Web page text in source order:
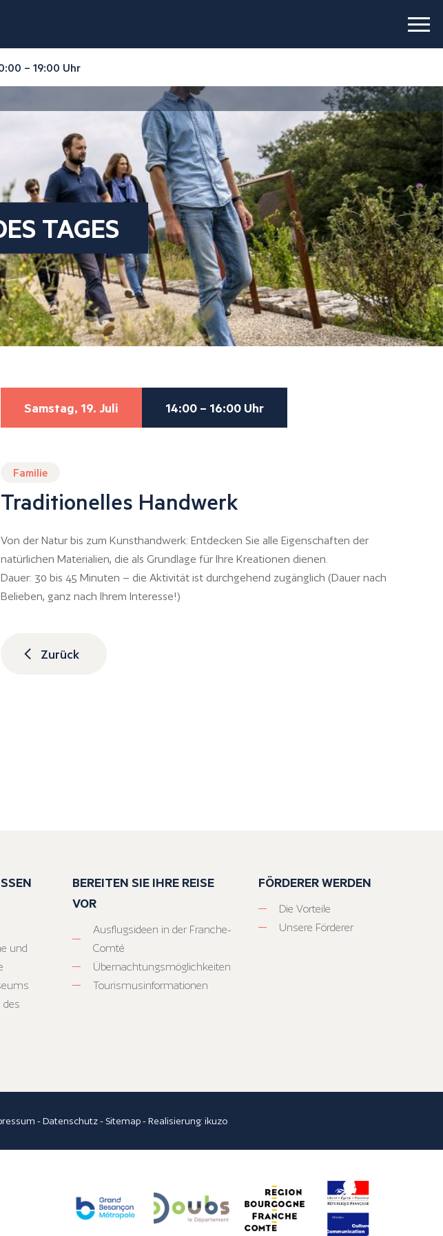
– 19:00 Uhr
TAGES
Samstag, 19. Juli 14:00 – 16:00 Uhr
Familie
Traditionelles Handwerk
Von der Natur bis zum Kunsthandwerk: Entdecken Sie alle Eigenschaften der
natürlichen Materialien, die als Grundlage für Ihre Kreationen dienen.
Dauer: 30 bis 45 Minuten – die Aktivität ist durchgehend zugänglich (Dauer nach
Belieben, ganz nach Ihrem Interesse!)
Zurück
und
des
BEREITEN SIE IHRE REISE
VOR
Ausflugsideen in der Franche-
Comté
Übernachtungsmöglichkeiten
Tourismusinformationen
FÖRDERER WERDEN
Die Vorteile
Unsere Förderer
-Datenschutz- Sitemap- Realisierung:ikuzo